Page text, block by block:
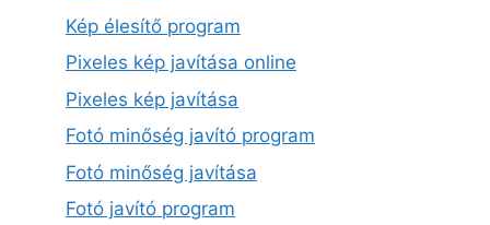
Kép élesítő program
Pixeles kép javítása online
Pixeles kép javítása
Fotó minőség javító program
Fotó minőség javítása
Fotó javító program